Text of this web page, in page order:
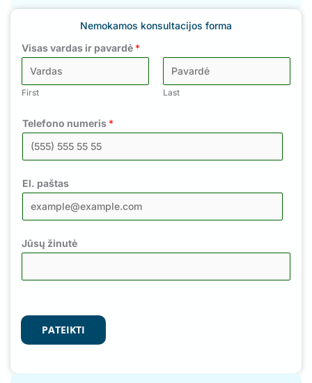
Nemokamos konsultacijos forma
Visas vardas ir pavardė *
First Last
Telefono numeris *
El. paštas
Jūsų žinutė
PATEIKTI